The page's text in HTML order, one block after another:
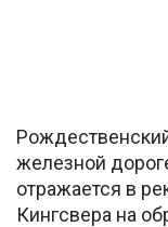
железной
отражается в
Кингсвера на